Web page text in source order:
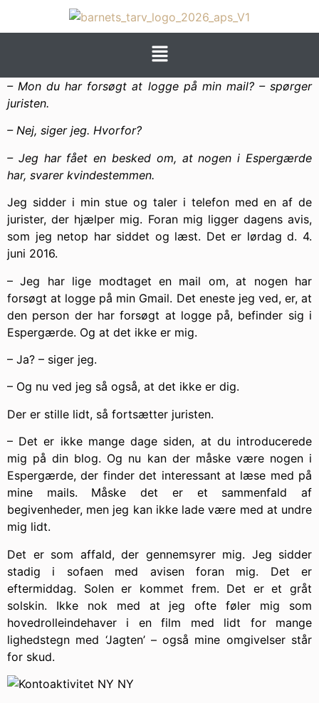
– Mon du har forsøgt at logge på min mail? – spørger
juristen.
– Nej, siger jeg. Hvorfor?
– Jeg har fået en besked om, at nogen i Espergærde
har, svarer kvindestemmen.
Jeg sidder i min stue og taler i telefon med en af de
jurister, der hjælper mig. Foran mig ligger dagens avis,
som jeg netop har siddet og læst. Det er lørdag d. 4.
juni 2016.
– Jeg har lige modtaget en mail om, at nogen har
forsøgt at logge på min Gmail. Det eneste jeg ved, er, at
den person der har forsøgt at logge på, befinder sig i
Espergærde. Og at det ikke er mig.
– Ja? – siger jeg.
– Og nu ved jeg så også, at det ikke er dig.
Der er stille lidt, så fortsætter juristen.
– Det er ikke mange dage siden, at du introducerede
mig på din blog. Og nu kan der måske være nogen i
Espergærde, der finder det interessant at læse med på
mine mails. Måske det er et sammenfald af
begivenheder, men jeg kan ikke lade være med at undre
mig lidt.
Det er som affald, der gennemsyrer mig. Jeg sidder
stadig i sofaen med avisen foran mig. Det er
eftermiddag. Solen er kommet frem. Det er et gråt
solskin. Ikke nok med at jeg ofte føler mig som
hovedrolleindehaver i en film med lidt for mange
lighedstegn med ‘Jagten’ – også mine omgivelser står
for skud.